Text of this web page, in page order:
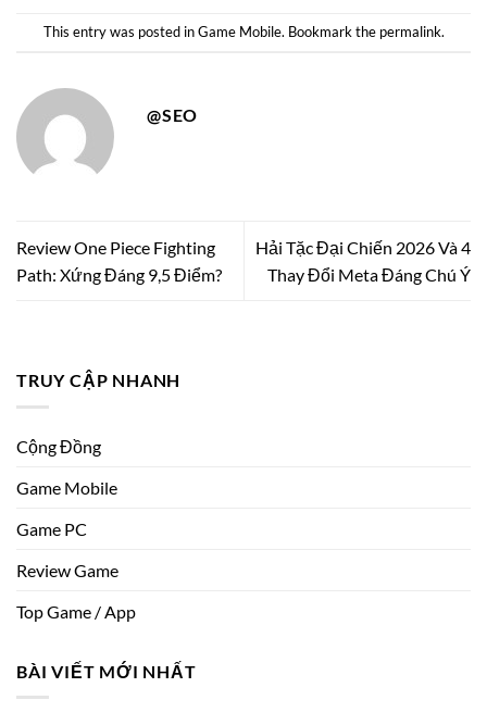
This entry was posted inGame Mobile. Bookmark the permalink.
@SEO
Review One Piece Fighting
Path: Xứng Đáng 9,5 Điểm?
Hải Tặc Đại Chiến 2026 Và 4
Thay Đổi Meta Đáng Chú Ý
TRUY CẬP NHANH
Cộng Đồng
Game Mobile
Game PC
Review Game
Top Game / App
BÀI VIẾT MỚI NHẤT